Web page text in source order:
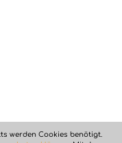
werden Cookies benötigt.